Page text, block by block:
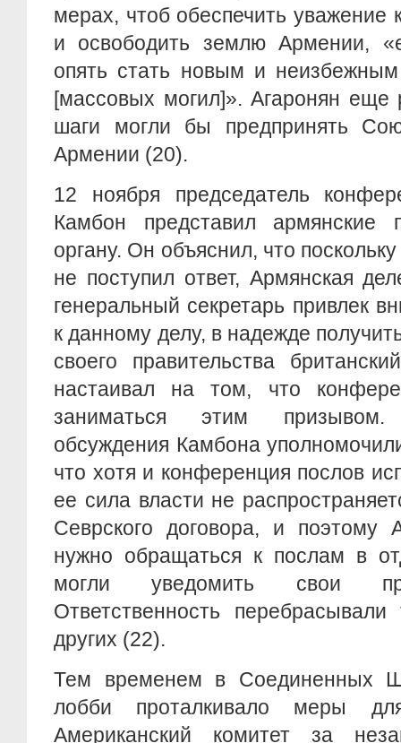
мерах, чтоб обеспечить уважение
и освободить землю Армении,
опять стать новым и
[массовых могил]». Агаронян еще
шаги могли бы предпринять
Армении (20).
12 ноября председатель
Камбон представил армянские
органу. Он объяснил, что
не поступил ответ, Армянская
генеральный секретарь привлек
к данному делу, в надежде
своего правительства
настаивал на том, что
заниматься этим
обсуждения Камбона
что хотя и конференция послов
ее сила власти не
Севрского договора, и поэтому
нужно обращаться к послам в
могли уведомить свои
Ответственность
других (22).
Тем временем в Соединенных
лобби проталкивало меры
Американский комитет за